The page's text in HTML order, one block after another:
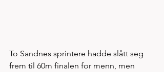
To Sandnes sprintere hadde slått seg
frem til 60m finalen for menn, men